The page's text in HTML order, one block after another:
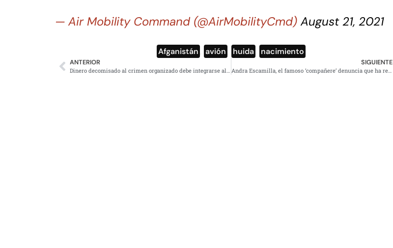
— Air Mobility Command (@AirMobilityCmd)August 21, 2021
Afganistán avión huida nacimiento
ANTERIOR
Dinero decomisado al crimen organizado debe integrarse al Indep y Tesofe: Santiago Nieto
SIGUIENTE
Andra Escamilla, el famoso ‘compañere’ denuncia que ha recibido amenazas en redes sociales